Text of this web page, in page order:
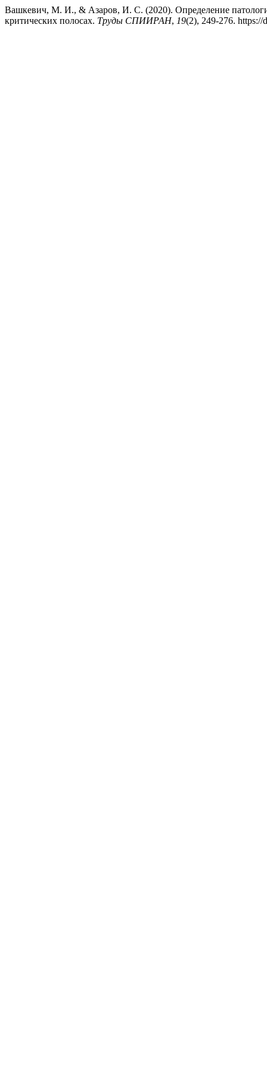
Вашкевич, М. И., & Азаров, И. С. (2020). Определение
критических полосах. Труды СПИИРАН, 19(2), 249-276. https://